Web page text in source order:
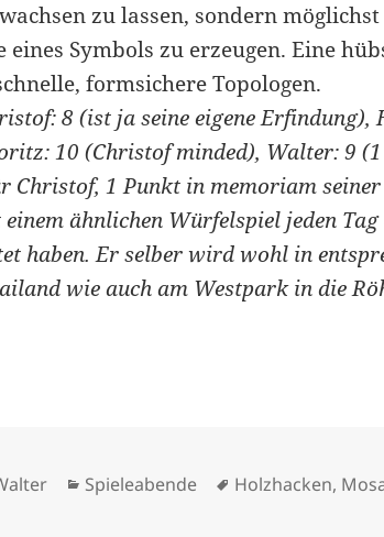
zu lassen, sondern
eines Symbols zu erzeugen. Eine
formsichere Topologen.
8 (ist ja seine eigene Erfindung),
10 (Christof minded), Walter: 9 (1
Christof, 1 Punkt in memoriam
ähnlichen Würfelspiel jeden Tag
haben. Er selber wird wohl in
wie auch am Westpark in die
Kategorien
Spieleabende Schlagwörter
Holzhacken,